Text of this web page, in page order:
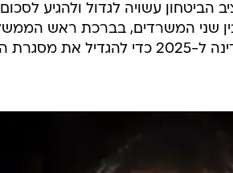
עשויה לגדול ולהגיע
בין שני המשרדים, בברכת ראש
התקציב מחייבת את פתיחת תקציב המדינה ל-2025